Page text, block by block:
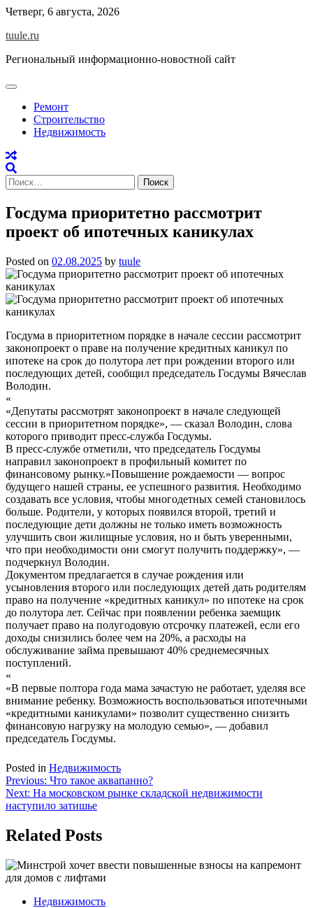
Skip
content
Четверг, 6 августа, 2026
tuule.ru
Региональный информационно-новостной сайт
Ремонт
Строительство
Недвижимость
Найти:
Госдума приоритетно рассмотрит
проект об ипотечных каникулах
Posted on 02.08.2025 by tuule
Госдума в приоритетном порядке в начале сессии рассмотрит
законопроект о праве на получение кредитных каникул по
ипотеке на срок до полутора лет при рождении второго или
последующих детей, сообщил председатель Госдумы Вячеслав
Володин.
«
«Депутаты рассмотрят законопроект в начале следующей
сессии в приоритетном порядке», — сказал Володин, слова
которого приводит пресс-служба Госдумы.
В пресс-службе отметили, что председатель Госдумы
направил законопроект в профильный комитет по
финансовому рынку.»Повышение рождаемости — вопрос
будущего нашей страны, ее успешного развития. Необходимо
создавать все условия, чтобы многодетных семей становилось
больше. Родители, у которых появился второй, третий и
последующие дети должны не только иметь возможность
улучшить свои жилищные условия, но и быть уверенными,
что при необходимости они смогут получить поддержку», —
подчеркнул Володин.
Документом предлагается в случае рождения или
усыновления второго или последующих детей дать родителям
право на получение «кредитных каникул» по ипотеке на срок
до полутора лет. Сейчас при появлении ребенка заемщик
получает право на полугодовую отсрочку платежей, если его
доходы снизились более чем на 20%, а расходы на
обслуживание займа превышают 40% среднемесячных
поступлений.
«
«В первые полтора года мама зачастую не работает, уделяя все
внимание ребенку. Возможность воспользоваться ипотечными
«кредитными каникулами» позволит существенно снизить
финансовую нагрузку на молодую семью», — добавил
председатель Госдумы.
Posted in Недвижимость
Навигация
по
Previous: Что такое аквапанно?
Next: На московском рынке складской недвижимости
наступило затишье
Related Posts
Недвижимость